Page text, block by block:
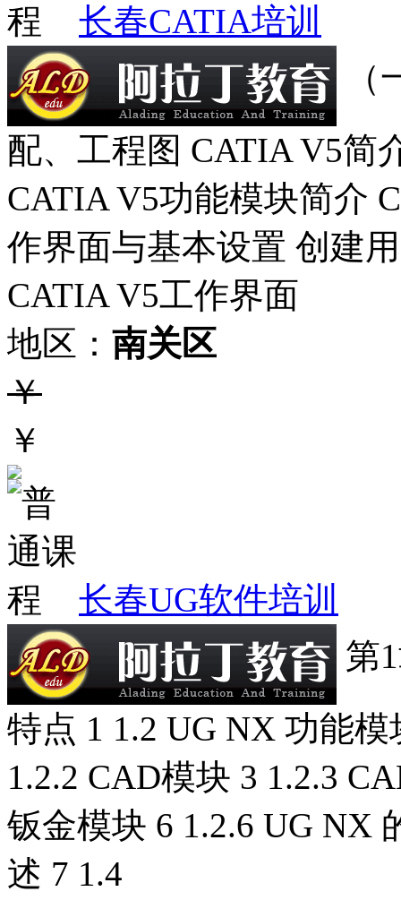
长春CATIA培训
（
配、工程图 CATIA V5简
CATIA V5功能模块简介
作界面与基本设置 创建
CATIA V5工作界面
地区： 南关区
￥
￥
长春UG软件培训
第
特点 1 1.2 UG NX 功能模
1.2.2 CAD模块 3 1.2.3
钣金模块 6 1.2.6 UG NX
述 7 1.4